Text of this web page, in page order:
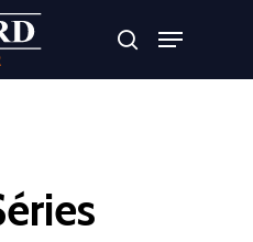
ESC pour fermer